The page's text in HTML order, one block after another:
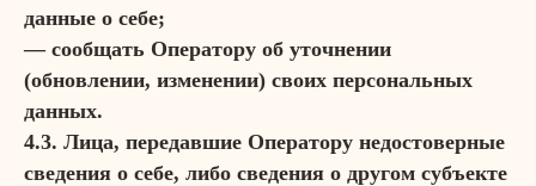
данные о себе;
— сообщать Оператору об уточнении
(обновлении, изменении) своих персональных
данных.
4.3. Лица, передавшие Оператору недостоверные
сведения о себе, либо сведения о другом субъекте